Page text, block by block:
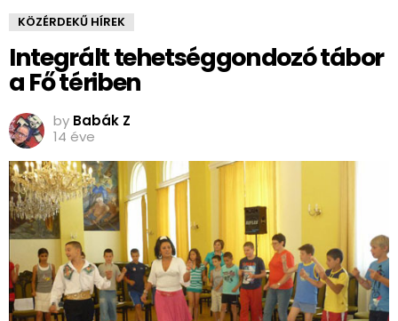
KÖZÉRDEKŰ HÍREK
Integrált tehetséggondozó tábor
a Fő tériben
by Babák Z
14 éve